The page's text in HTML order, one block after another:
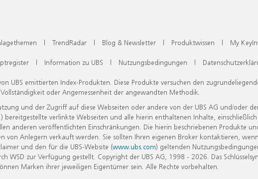
| TrendRadar | Blog & Newsletter | Produktwissen | My
| Information zu UBS | Nutzungsbedingungen |
UBS emittierten Index-Produkten. Diese Produkte versuchen den
oder Angemessenheit der angewandten Methodik.
und der Zugriff auf diese Webseiten oder andere von der UBS AG und/oder
verlinkte Webseiten und alle hierin enthaltenen Inhalte,
anderen veröffentlichten Einschränkungen. Die hierin beschriebenen Produkte
Anlegern verkauft werden. Sie sollten Ihren eigenen Broker kontaktieren,
und den für die UBS-Website (www.ubs.com) geltenden
zur Verfügung gestellt. Copyright der UBS AG, 1998 - 2026. Das
Marken ihrer jeweiligen Eigentümer sein. Alle Rechte vorbehalten.